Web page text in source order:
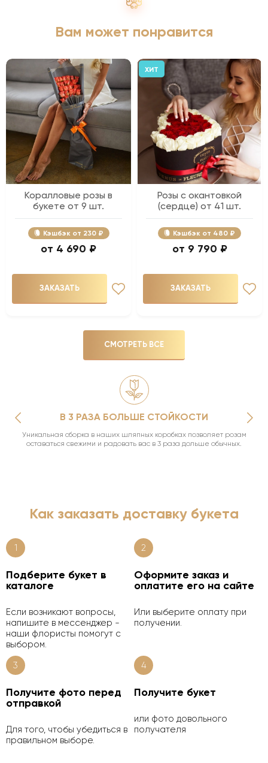
Вам может понравится
Коралловые розы в
букете от 9 шт.
Кэшбэк 230 ₽
4 690 ₽
ЗАКАЗАТЬ
ХИТ
Розы с окантовкой
(сердце) от 41 шт.
Кэшбэк 480 ₽
9 790 ₽
ЗАКАЗАТЬ
СМОТРЕТЬ ВСЕ
В 3 РАЗА БОЛЬШЕ СТОЙКОСТИ
Уникальная сборка в наших шляпных коробках позволяет розам
оставаться свежими и радовать вас в 3 раза дольше обычных.
Как заказать доставку букета
1
Подберите букет в
каталоге
Если возникают вопросы,
напишите в мессенджер -
наши флористы помогут с
выбором.
2
Оформите заказ и
оплатите его на сайте
Или выберите оплату при
получении.
3
Получите фото перед
отправкой
Для того, чтобы убедиться в
правильном выборе.
4
Получите букет
или фото довольного
получателя